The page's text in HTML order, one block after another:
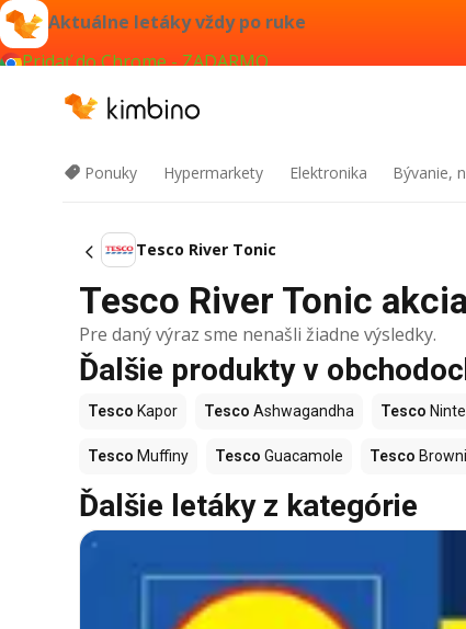
Aktuálne letáky vždy po ruke
Pridať do Chrome - ZADARMO
Ponuky Hypermarkety Elektronika Bývanie,
Tesco River Tonic
Tesco River Tonic
Pre daný výraz sme nenašli žiadne výsledky.
Ďalšie produkty v
Tesco Kapor Tesco Ashwagandha Tesco
Tesco Muffiny Tesco Guacamole Tesco
Ďalšie letáky z kategórie